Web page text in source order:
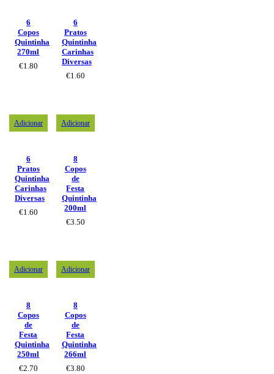
6
Copos
Quintinha
270ml
€1.80
6
Pratos
Quintinha
Carinhas
Diversas
€1.60
Adicionar
6
Pratos
Quintinha
Carinhas
Diversas
€1.60
Adicionar
8
Copos
de
Festa
Quintinha
200ml
€3.50
Adicionar
8
Copos
de
Festa
Quintinha
250ml
€2.70
Adicionar
8
Copos
de
Festa
Quintinha
266ml
€3.80